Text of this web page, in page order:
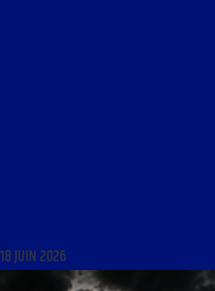
18 JUIN 2026